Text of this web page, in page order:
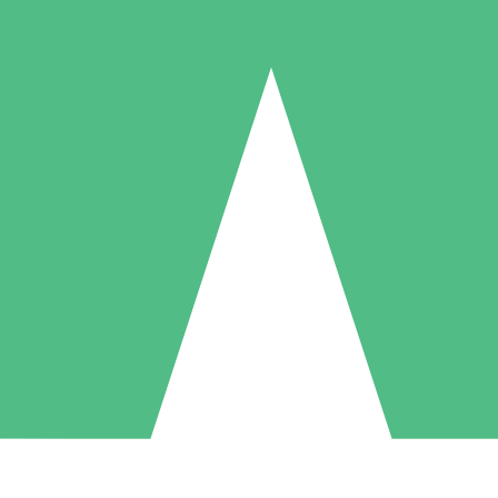
Packs de Crédits Individuels
à l'utilisation avec des crédits de téléchargement. Sans engagement
5 Téléchargements
US$